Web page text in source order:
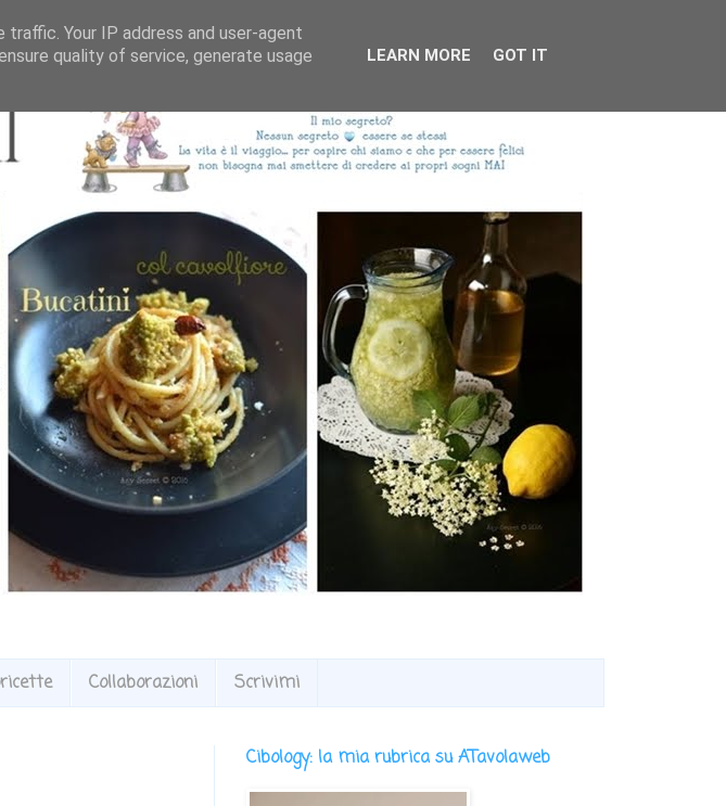
Collaborazioni Scrivimi
Cibology: la mia rubrica su ATavolaweb
Your IP address and user-agent
quality of service, generate usage
LEARN MORE GOT IT